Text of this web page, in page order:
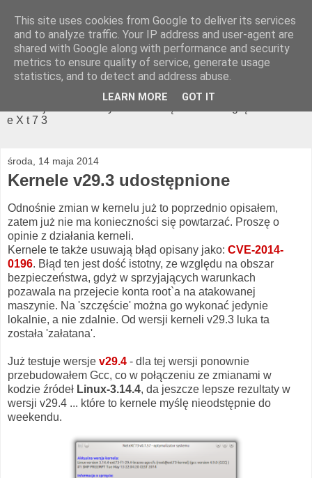
NeteXt'73 - optymalizator
systemu
Strona domowa programu: NeteXt'73 oraz modyfikacji
e X t 7 3
środa, 14 maja 2014
Kernele v29.3 udostępnione
Odnośnie zmian w kernelu już to poprzednio opisałem,
zatem już nie ma konieczności się powtarzać. Proszę o
opinie z działania kerneli.
Kernele te także usuwają błąd opisany jako: CVE-2014-
0196. Błąd ten jest dość istotny, ze względu na obszar
bezpieczeństwa, gdyż w sprzyjających warunkach
pozawala na przejecie konta root`a na atakowanej
maszynie. Na 'szczęście' można go wykonać jedynie
lokalnie, a nie zdalnie. Od wersji kerneli v29.3 luka ta
została 'załatana'.
Już testuje wersje v29.4 - dla tej wersji ponownie
przebudowałem Gcc, co w połączeniu ze zmianami w
kodzie źródeł Linux-3.14.4, da jeszcze lepsze rezultaty w
wersji v29.4 ... które to kernele myślę nieodstępnie do
weekendu.
This site uses cookies from Google to deliver its services
and to analyze traffic. Your IP address and user-agent are
shared with Google along with performance and security
metrics to ensure quality of service, generate usage
statistics, and to detect and address abuse.
LEARN MORE GOT IT